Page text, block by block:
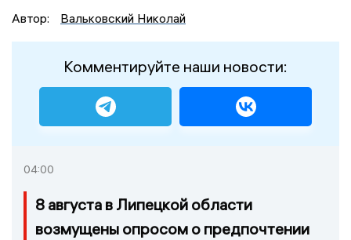
Автор:
Вальковский Николай
Комментируйте наши новости:
04:00
8 августа в Липецкой области
возмущены опросом о предпочтении